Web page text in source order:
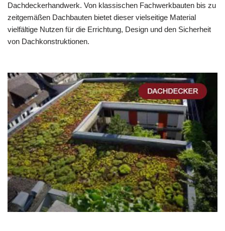
Dachdeckerhandwerk. Von klassischen Fachwerkbauten bis zu
zeitgemäßen Dachbauten bietet dieser vielseitige Material
vielfältige Nutzen für die Errichtung, Design und den Sicherheit
von Dachkonstruktionen.